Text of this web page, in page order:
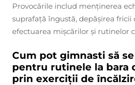
Provocările includ menținerea
suprafață îngustă, depășirea fricii
efectuarea mișcărilor și rutinelor
Cum pot gimnasti să
pentru rutinele la bara
prin exerciții de